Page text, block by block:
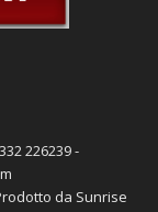
226239 -
da Sunrise